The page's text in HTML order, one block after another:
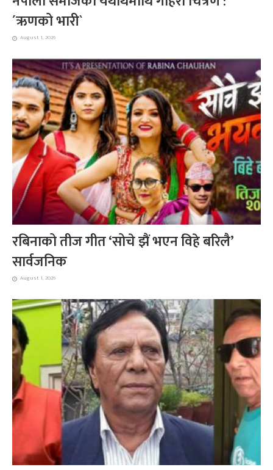
´ऋणको भारी`
August 1, 2026
रबिनाको तीज गीत ‘सोचे झैं भएन विहे बरिलै’
सार्वजनिक
August 1, 2026